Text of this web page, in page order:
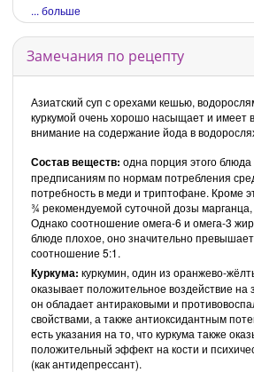
... больше
Замечания по рецепту
Азиатский суп с орехами кешью,
куркумой очень хорошо насыщает и имеет
внимание на содержание йода в
Состав веществ: одна порция этого
предписаниям по нормам потребления
потребность в меди и триптофане. Кроме
¾ рекомендуемой суточной дозы
Однако соотношение омега-6 и омега-3
блюде плохое, оно значительно
соотношение 5:1.
Куркума: куркумин, один из оранжево-
оказывает положительное воздействие на
он обладает антираковыми и
свойствами, а также антиоксидантным
есть указания на то, что куркума также
положительный эффект на кости и
(как антидепрессант).